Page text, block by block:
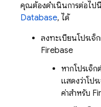
คุณต้องดำเนินการต่อไป
Database, ได้
ลงทะเบียนโปรเจ็
Firebase
หากโปรเจ็
แสดงว่าโป
ค่าสำหรับ